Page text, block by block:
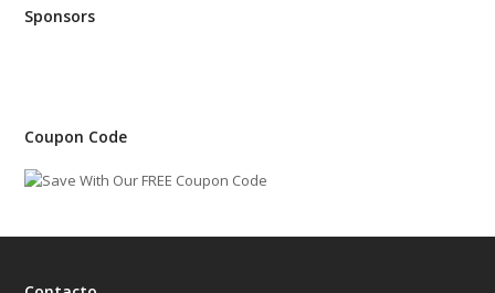
Sponsors
Coupon Code